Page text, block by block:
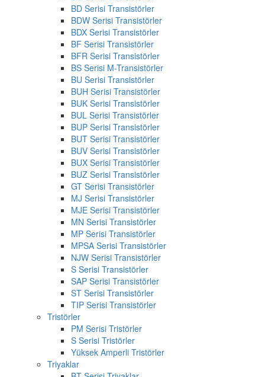
BD Serisi Transistörler
BDW Serisi Transistörler
BDX Serisi Transistörler
BF Serisi Transistörler
BFR Serisi Transistörler
BS Serisi M-Transistörler
BU Serisi Transistörler
BUH Serisi Transistörler
BUK Serisi Transistörler
BUL Serisi Transistörler
BUP Serisi Transistörler
BUT Serisi Transistörler
BUV Serisi Transistörler
BUX Serisi Transistörler
BUZ Serisi Transistörler
GT Serisi Transistörler
MJ Serisi Transistörler
MJE Serisi Transistörler
MN Serisi Transistörler
MP Serisi Transistörler
MPSA Serisi Transistörler
NJW Serisi Transistörler
S Serisi Transistörler
SAP Serisi Transistörler
ST Serisi Transistörler
TIP Serisi Transistörler
Tristörler
PM Serisi Tristörler
S Serisi Tristörler
Yüksek Amperli Tristörler
Triyaklar